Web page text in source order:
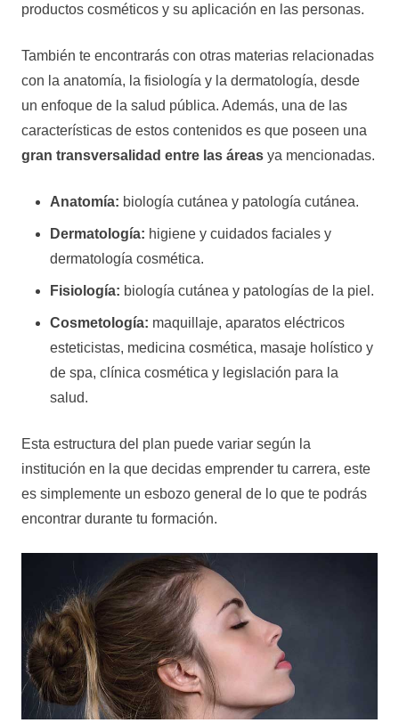
productos cosméticos y su aplicación en las personas.
También te encontrarás con otras materias relacionadas
con la anatomía, la fisiología y la dermatología, desde
un enfoque de la salud pública. Además, una de las
características de estos contenidos es que poseen una
gran transversalidad entre las áreas ya mencionadas.
Anatomía: biología cutánea y patología cutánea.
Dermatología: higiene y cuidados faciales y
dermatología cosmética.
Fisiología: biología cutánea y patologías de la piel.
Cosmetología: maquillaje, aparatos eléctricos
esteticistas, medicina cosmética, masaje holístico y
de spa, clínica cosmética y legislación para la
salud.
Esta estructura del plan puede variar según la
institución en la que decidas emprender tu carrera, este
es simplemente un esbozo general de lo que te podrás
encontrar durante tu formación.